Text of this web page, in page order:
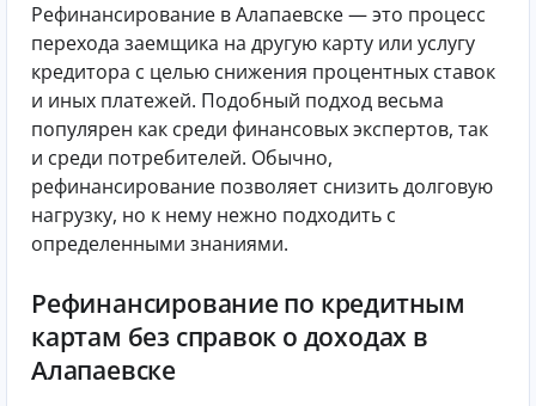
Рефинансирование в Алапаевске — это процесс
перехода заемщика на другую карту или услугу
кредитора с целью снижения процентных ставок
и иных платежей. Подобный подход весьма
популярен как среди финансовых экспертов, так
и среди потребителей. Обычно,
рефинансирование позволяет снизить долговую
нагрузку, но к нему нежно подходить с
определенными знаниями.
Рефинансирование по кредитным
картам без справок о доходах в
Алапаевске